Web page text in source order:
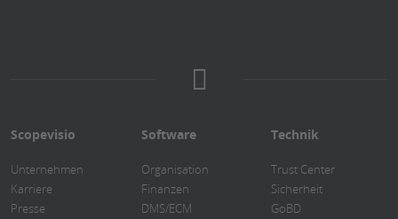
Scopevisio
Unternehmen
Karriere
Presse
Software
Organisation
Finanzen
DMS/ECM
Technik
Trust Center
Sicherheit
GoBD